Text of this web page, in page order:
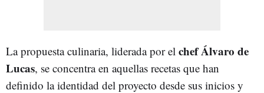
La propuesta culinaria, liderada por el chef Álvaro de
Lucas, se concentra en aquellas recetas que han
definido la identidad del proyecto desde sus inicios y